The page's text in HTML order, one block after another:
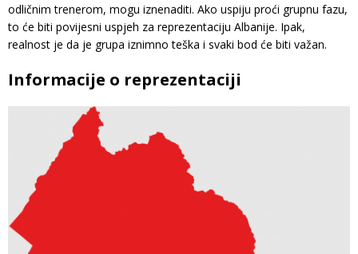
odličnim trenerom, mogu iznenaditi. Ako uspiju proći grupnu fazu,
to će biti povijesni uspjeh za reprezentaciju Albanije. Ipak,
realnost je da je grupa iznimno teška i svaki bod će biti važan.
Informacije o reprezentaciji